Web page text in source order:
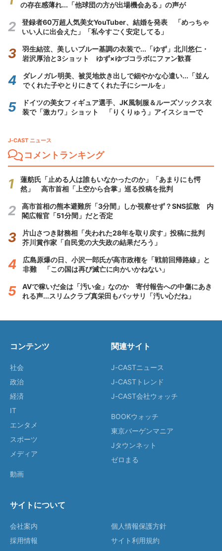
の存在感薄れ...「他球団の方が出場機会ある」の声が
登録者60万超人気美女YouTuber、結婚を発表 「めっちゃ
いい人に出会えた」「私今すごく安定してる」
羽生結弦、美しいブルー基調の衣装で...「ゆず」北川悠仁・
岩沢厚治と3ショット ゆず×ゆづコラボにファン歓喜
ダレノガレ明美、被災地炊き出しで細やかな心遣い...「並ん
でくれた子やとりにきてくれた子にシールを」
ドイツの美女フィギュア選手、JK風制服＆ルーズソックス衣
装で「激カワ」ショット 「りくりゅう」アイスショーで
J-CAST ニュース
コメントランキング
蓮舫氏「止める人は誰もいなかったのか」「あまりにも愕
然」 高市首相「上空から合掌」巡る投稿を批判
高市首相の熊本避難所「3分間」しか視察せず？SNS拡散 内
閣広報官「51分間」だと否定
片山さつき財務相「失われた28年を取り戻す」投稿に批判
芥川賞作家「自民党の大失政の結果だろう」
広島原爆の日、小沢一郎氏が高市政権を「戦前回帰路線」と
非難 「この国は再び滅亡に向かいかねない」
AVで稼いだ金は「汚い金」なのか 寄付報告への中傷にあき
れる声...スリムクラブ真栄田もバッサリ「汚い心だね」
コンテンツ
社会
政治
経済
IT
エンタメ
スポーツ
メディア
動画
関連サイト
J-CASTニュース
J-CASTトレンド
J-CAST会社ウォッチ
BOOKウォッチ
東京バーゲンマニア
Jタウンネット
ゼロまる
サイトについて
会社案内
採用情報
個人情報保護方針
サイト利用規約